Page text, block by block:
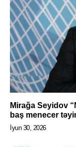
Mirağa Seyidov
baş menecer
İyun 30, 2026